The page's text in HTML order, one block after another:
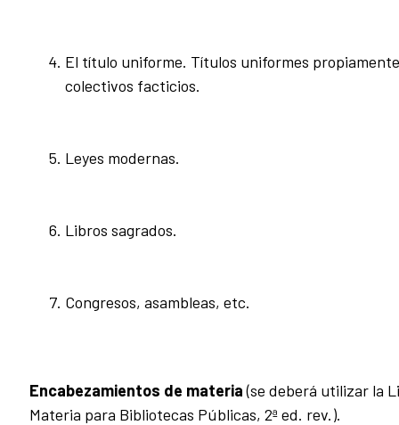
El título uniforme. Títulos uniformes
colectivos facticios.
Leyes modernas.
Libros sagrados.
Congresos, asambleas, etc.
Encabezamientos de materia(se deberá utilizar la
Materia para Bibliotecas Públicas, 2ª ed. rev.).